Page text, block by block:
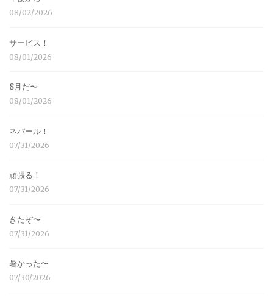
08/02/2026
サービス！
08/01/2026
8月だ〜
08/01/2026
ネパール！
07/31/2026
頑張る！
07/31/2026
きたぞ〜
07/31/2026
暑かった〜
07/30/2026